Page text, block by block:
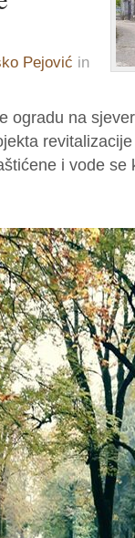
Pejović in
ogradu na
i vode se